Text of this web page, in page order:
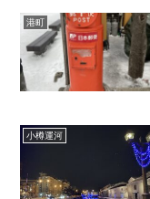
港町
小樽運河